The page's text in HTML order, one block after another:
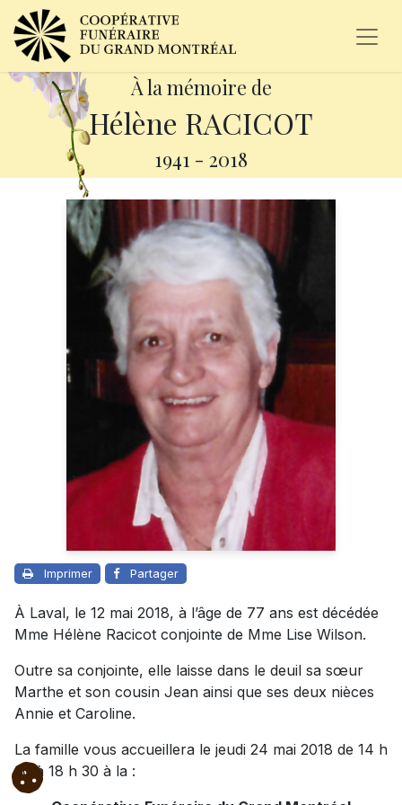
À la mémoire de
Hélène RACICOT
1941 - 2018
Imprimer Partager
À Laval, le 12 mai 2018, à l’âge de 77 ans est décédée
Mme Hélène Racicot conjointe de Mme Lise Wilson.
Outre sa conjointe, elle laisse dans le deuil sa sœur
Marthe et son cousin Jean ainsi que ses deux nièces
Annie et Caroline.
La famille vous accueillera le jeudi 24 mai 2018 de 14 h
30 à 18 h 30 à la :